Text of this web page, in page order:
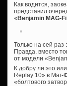
Как водится,
представил
«Benjamin MAG-
Только на сей
Правда, вместо
от модели
К добру ли это
Replay 10» в Маг-
«болтового